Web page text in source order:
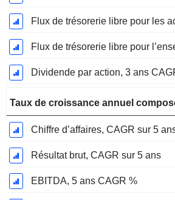
Dividende par action, 3 ans
Taux de croissance annuel
Chiffre d’affaires, CAGR sur 5
Résultat brut, CAGR sur 5 ans
EBITDA, 5 ans CAGR %